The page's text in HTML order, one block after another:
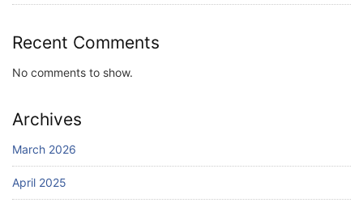
Recent Comments
No comments to show.
Archives
March 2026
April 2025